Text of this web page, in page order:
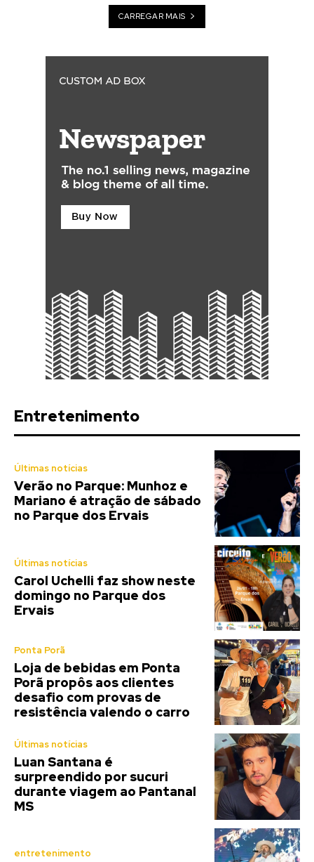
CARREGAR MAIS
Entretenimento
Últimas notícias
Verão no Parque: Munhoz e
Mariano é atração de sábado
no Parque dos Ervais
Últimas notícias
Carol Uchelli faz show neste
domingo no Parque dos
Ervais
Ponta Porã
Loja de bebidas em Ponta
Porã propôs aos clientes
desafio com provas de
resistência valendo o carro
Últimas notícias
Luan Santana é
surpreendido por sucuri
durante viagem ao Pantanal
MS
entretenimento